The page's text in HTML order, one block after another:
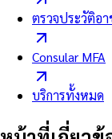
ตรวจประวัติอ
Consular MFA
บริการทั้งหมด